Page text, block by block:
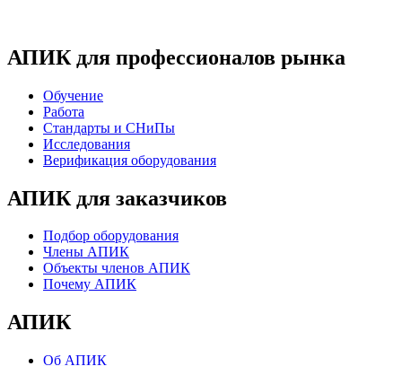
АПИК для профессионалов рынка
Обучение
Работа
Стандарты и СНиПы
Исследования
Верификация оборудования
АПИК для заказчиков
Подбор оборудования
Члены АПИК
Объекты членов АПИК
Почему АПИК
АПИК
Об АПИК